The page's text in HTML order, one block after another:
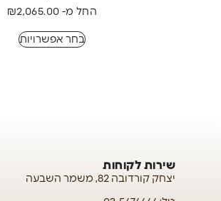
החל מ-
₪2,065.00
בחר אפשרויות
שירות לקוחות
יצחק קורדובה 82, משמר השבעה